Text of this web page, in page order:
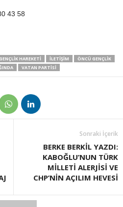
43 58
GENÇLIK HAREKETI ILETIŞIM
ÖNCÜ GENÇLIK
VATAN PARTİSİ
Sonraki İçerik
BERKE BERKİL YAZDI:
KABOĞLU’NUN TÜRK
MİLLETİ ALERJİSİ VE
CHP’NİN AÇILIM HEVESİ